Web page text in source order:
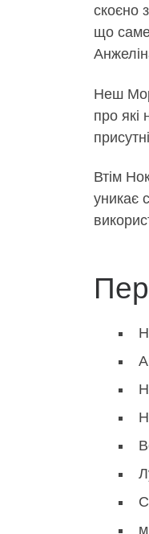
скоєно
що саме
Неш
про які
Втім
уникає